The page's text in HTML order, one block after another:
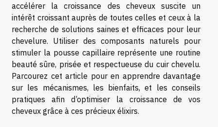
accélérer la croissance des cheveux suscite un
intérêt croissant auprès de toutes celles et ceux à la
recherche de solutions saines et efficaces pour leur
chevelure. Utiliser des composants naturels pour
stimuler la pousse capillaire représente une routine
beauté sûre, prisée et respectueuse du cuir chevelu.
Parcourez cet article pour en apprendre davantage
sur les mécanismes, les bienfaits, et les conseils
pratiques afin d’optimiser la croissance de vos
cheveux grâce à ces précieux élixirs.